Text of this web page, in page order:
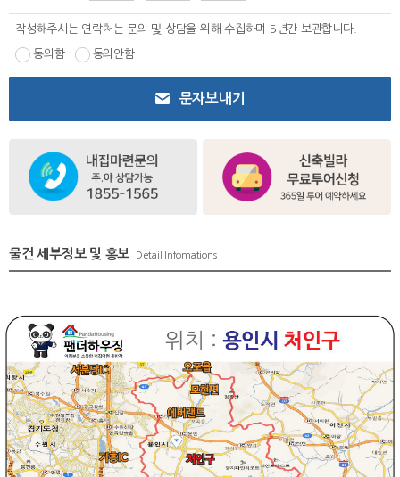
작성해주시는 연락처는 문의 및 상담을 위해 수집하며 5년간 보관합니다.
동의함 동의안함
문자보내기
물건 세부정보 및 홍보 Detail Infomations